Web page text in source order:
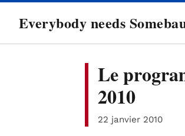
Everybody needs
Le
2010
22 janvier 2010